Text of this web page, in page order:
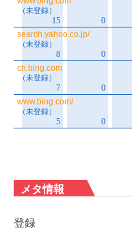
メタ情報
登録